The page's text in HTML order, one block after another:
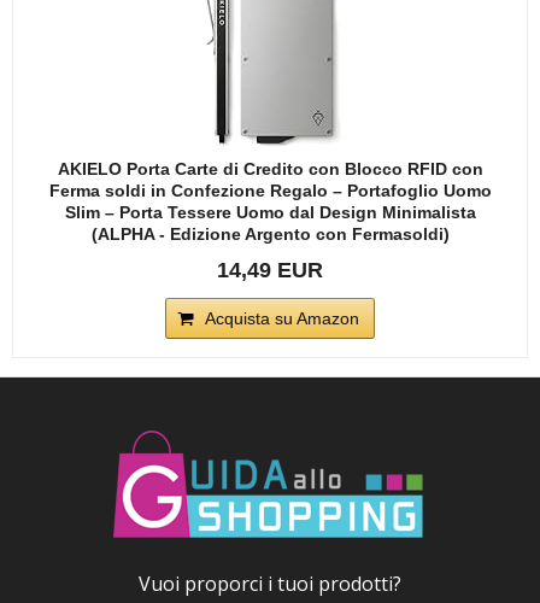
AKIELO Porta Carte di Credito con Blocco RFID con
Ferma soldi in Confezione Regalo – Portafoglio Uomo
Slim – Porta Tessere Uomo dal Design Minimalista
(ALPHA - Edizione Argento con Fermasoldi)
14,49 EUR
Acquista su Amazon
Vuoi proporci i tuoi prodotti?